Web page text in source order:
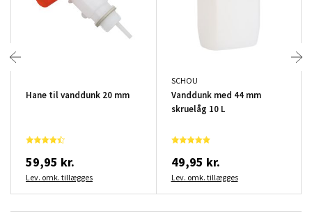
Hane til vanddunk 20 mm
59,95 kr.
Lev. omk. tillægges
SCHOU
Vanddunk med 44 mm
skruelåg 10 L
49,95 kr.
Lev. omk. tillægges